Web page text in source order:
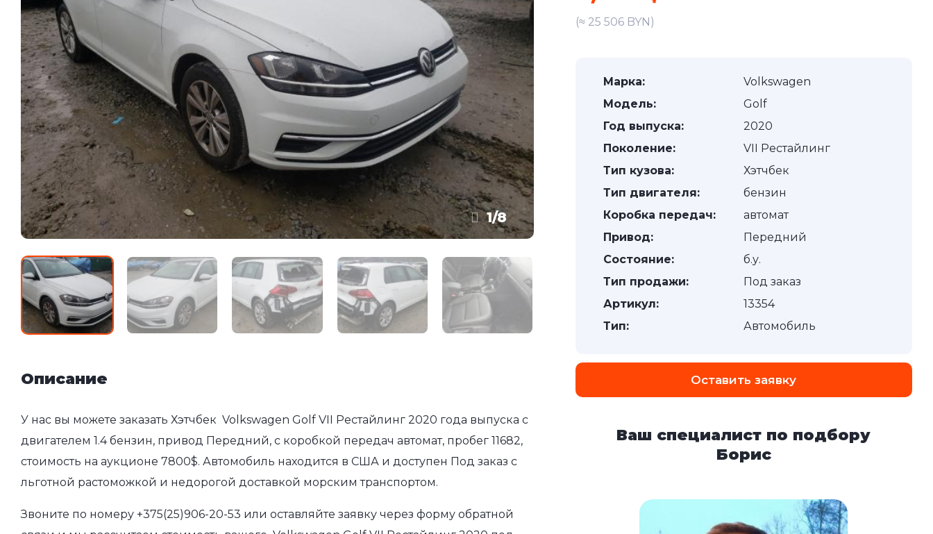
1/8
Описание
У нас вы можете заказать Хэтчбек Volkswagen Golf VII Рестайлинг 2020 года выпуска с
двигателем 1.4 бензин, привод Передний, с коробкой передач автомат, пробег 11682,
стоимость на аукционе 7800$. Автомобиль находится в США и доступен Под заказ с
льготной растоможкой и недорогой доставкой морским транспортом.
Звоните по номеру +375(25)906-20-53 или оставляйте заявку через форму обратной
(≈ 25 506 BYN)
Марка:
Volkswagen
Модель:
Golf
Год выпуска:
2020
Поколение:
VII Рестайлинг
Тип кузова:
Хэтчбек
Тип двигателя:
бензин
Коробка передач:
автомат
Привод:
Передний
Состояние:
б.у.
Тип продажи:
Под заказ
Артикул:
13354
Тип:
Автомобиль
Оставить заявку
Ваш специалист по подбору
Борис